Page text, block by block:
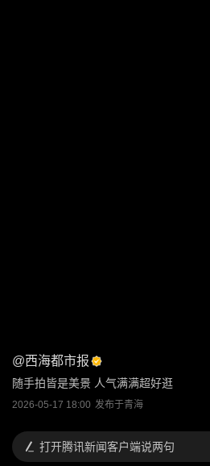
@西海都市报
随手拍皆是美景 人气满满超好逛
2026-05-17 18:00 发布于青海
打开腾讯新闻客户端说两句